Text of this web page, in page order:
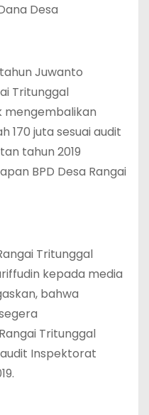
Desa
Juwanto
Tritunggal
mengembalikan
170 juta sesuai audit
tahun 2019
BPD Desa Rangai
Tritunggal
kepada media
bahwa
Tritunggal
Inspektorat